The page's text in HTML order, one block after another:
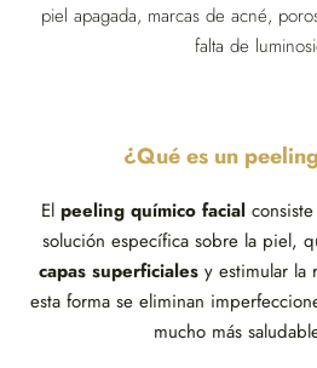
piel apagada, marcas de acné,
falta de
¿Qué es un
El peeling químico facial
solución específica sobre la piel,
capas superficiales y estimular la
esta forma se eliminan
mucho más